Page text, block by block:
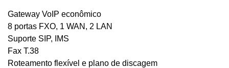
Gateway VoIP econômico
8 portas FXO, 1 WAN, 2 LAN
Suporte SIP, IMS
Fax T.38
Roteamento flexível e plano de discagem